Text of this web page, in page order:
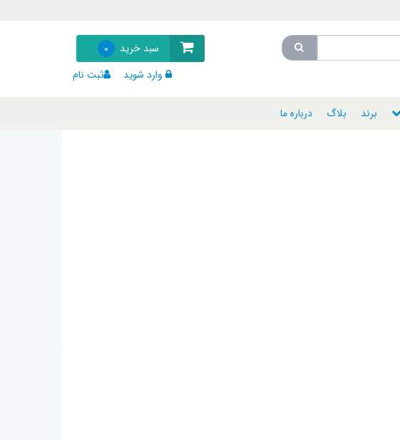
سبد خرید
0
وارد شوید
ثبت نام
برند بلاگ
درباره ما